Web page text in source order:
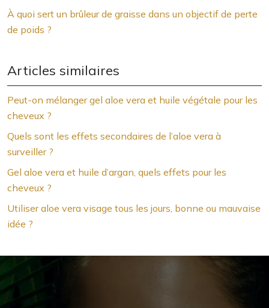
À quoi sert un brûleur de graisse dans un objectif de perte
de poids ?
Articles similaires
Peut-on mélanger gel aloe vera et huile végétale pour les
cheveux ?
Quels sont les effets secondaires de l’aloe vera à
surveiller ?
Gel aloe vera et huile d’argan, quels effets pour les
cheveux ?
Utiliser aloe vera visage tous les jours, bonne ou mauvaise
idée ?